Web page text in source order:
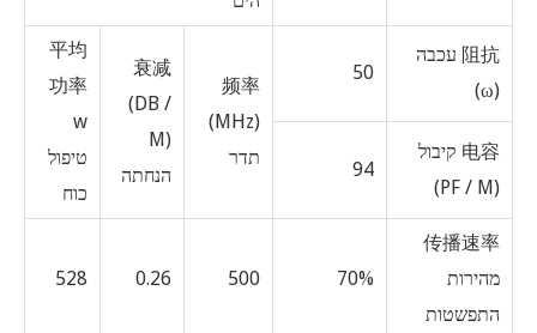
阻抗 עכבה
(ω)
50
频率
(MHz)
תדר
衰减
(DB /
M)
הנחתה
平均
功率
w
טיפול
כוח
电容 קיבול
(PF / M)
94
传播速率
מהירות
התפשטות
70%
500
0.26
528